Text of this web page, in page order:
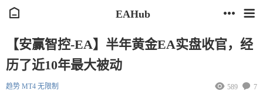
EAHub
【安赢智控-EA】半年黄金EA实盘收官，经
历了近10年最大被动
趋势 MT4 无限制 7
589